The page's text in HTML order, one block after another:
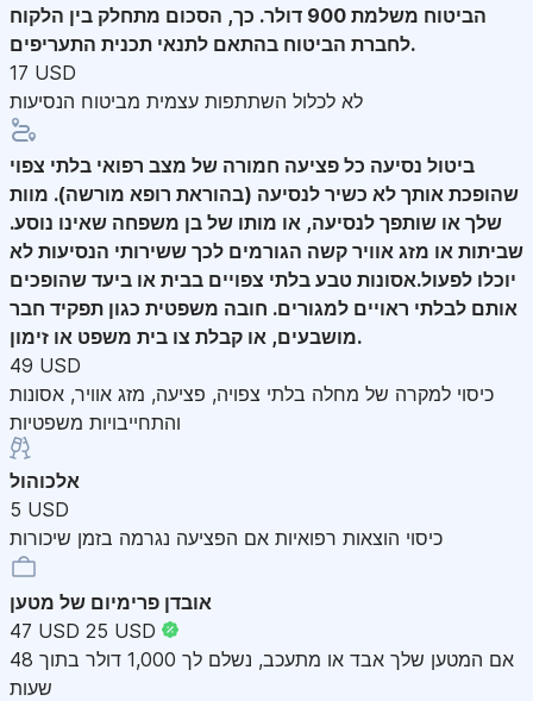
הביטוח משלמת 900 דולר. כך, הסכום מתחלק בין הלקוח
לחברת הביטוח בהתאם לתנאי תכנית התעריפים.
17 USD
לא לכלול השתתפות עצמית מביטוח הנסיעות
ביטול נסיעה כל פציעה חמורה של מצב רפואי בלתי צפוי
שהופכת אותך לא כשיר לנסיעה (בהוראת רופא מורשה). מוות
שלך או שותפך לנסיעה, או מותו של בן משפחה שאינו נוסע.
שביתות או מזג אוויר קשה הגורמים לכך ששירותי הנסיעות לא
יוכלו לפעול.אסונות טבע בלתי צפויים בבית או ביעד שהופכים
אותם לבלתי ראויים למגורים. חובה משפטית כגון תפקיד חבר
מושבעים, או קבלת צו בית משפט או זימון.
49 USD
כיסוי למקרה של מחלה בלתי צפויה, פציעה, מזג אוויר, אסונות
והתחייבויות משפטיות
אלכוהול
5 USD
כיסוי הוצאות רפואיות אם הפציעה נגרמה בזמן שיכורות
אובדן פרימיום של מטען
47 USD 25 USD
אם המטען שלך אבד או מתעכב, נשלם לך 1,000 דולר בתוך 48
שעות